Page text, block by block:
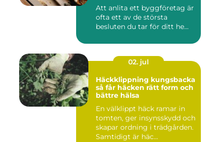
Att anlita ett byggföretag är
ofta ett av de största
besluten du tar för ditt he...
02. jul
Häckklippning kungsbacka
så får häcken rätt form och
bättre hälsa
En välklippt häck ramar in
tomten, ger insynsskydd och
skapar ordning i trädgården.
Samtidigt är häc...